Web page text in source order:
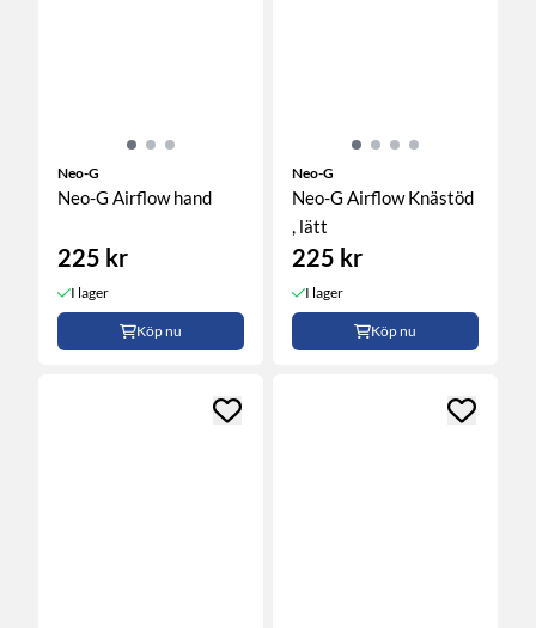
Neo-G
Neo-G Airflow hand
225 kr
I lager
Köp nu
Neo-G
Neo-G Airflow Knästöd
, lätt
225 kr
I lager
Köp nu